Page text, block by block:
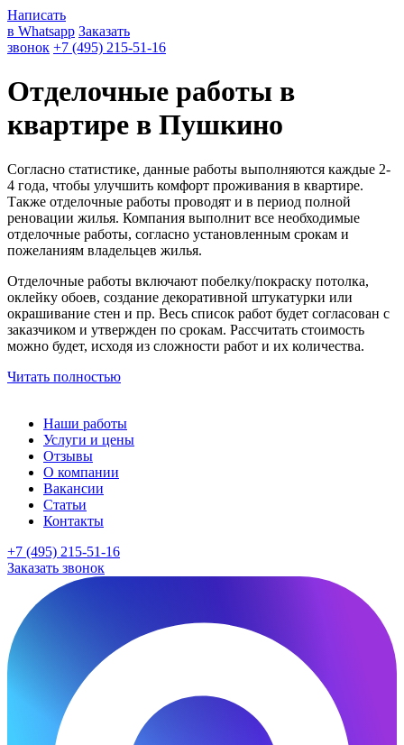
Написать
в Whatsapp Заказать
звонок +7 (495) 215-51-16
Отделочные работы в
квартире в Пушкино
Согласно статистике, данные работы выполняются каждые 2-
4 года, чтобы улучшить комфорт проживания в квартире.
Также отделочные работы проводят и в период полной
реновации жилья. Компания выполнит все необходимые
отделочные работы, согласно установленным срокам и
пожеланиям владельцев жилья.
Отделочные работы включают побелку/покраску потолка,
оклейку обоев, создание декоративной штукатурки или
окрашивание стен и пр. Весь список работ будет согласован с
заказчиком и утвержден по срокам. Рассчитать стоимость
можно будет, исходя из сложности работ и их количества.
Читать полностью
Наши работы
Услуги и цены
Отзывы
О компании
Вакансии
Статьи
Контакты
+7 (495) 215-51-16
Заказать звонок